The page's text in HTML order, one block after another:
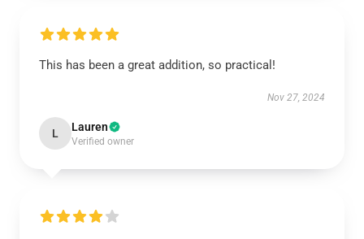
This has been a great addition, so practical!
Nov 27, 2024
L Lauren
Verified owner